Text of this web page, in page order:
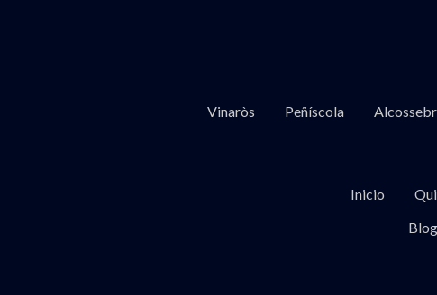
Vinaròs Peñíscola
Inicio
Blog